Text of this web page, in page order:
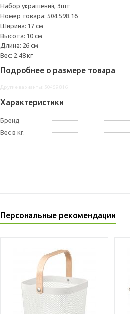
Набор украшений, 3шт
Номер товара: 504.598.16
Ширина: 17 см
Высота: 10 см
Длина: 26 см
Вес: 2.48 кг
Подробнее о размере товара
Характеристики
Бренд
Вес в кг.
Персональные рекомендации